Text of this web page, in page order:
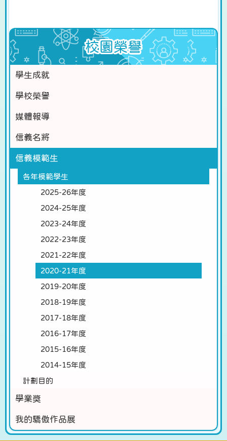
校園榮譽
學生成就
學校榮譽
媒體報導
信義名將
信義模範生
各年模範學生
2025-26年度
2024-25年度
2023-24年度
2022-23年度
2021-22年度
2020-21年度
2019-20年度
2018-19年度
2017-18年度
2016-17年度
2015-16年度
2014-15年度
計劃目的
學業獎
我的驕傲作品展